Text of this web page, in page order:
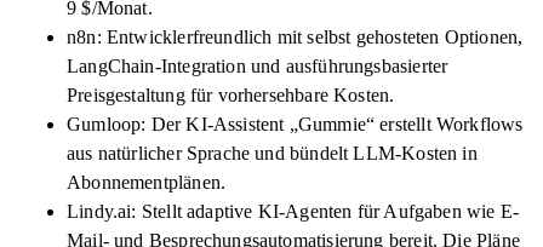
9 $/Monat.
n8n: Entwicklerfreundlich mit selbst gehosteten Optionen,
LangChain-Integration und ausführungsbasierter
Preisgestaltung für vorhersehbare Kosten.
Gumloop: Der KI-Assistent „Gummie“ erstellt Workflows
aus natürlicher Sprache und bündelt LLM-Kosten in
Abonnementplänen.
Lindy.ai: Stellt adaptive KI-Agenten für Aufgaben wie E-
Mail- und Besprechungsautomatisierung bereit. Die Pläne